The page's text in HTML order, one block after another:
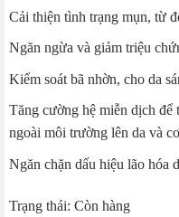
Cải thiện tình trạng mụn, từ
Ngăn ngừa và giảm triệu
Kiểm soát bã nhờn, cho da
Tăng cường hệ miễn dịch để
ngoài môi trường lên da và
Ngăn chặn dấu hiệu lão hóa
Trạng thái: Còn hàng